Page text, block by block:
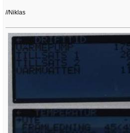
//Niklas